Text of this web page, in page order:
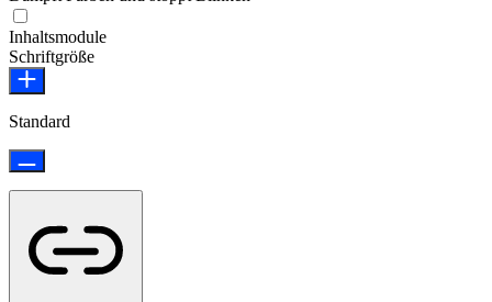
Inhaltsmodule
Schriftgröße
Standard